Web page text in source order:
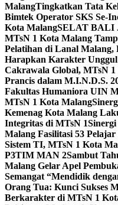
MalangTingkatkan Tata
Bimtek Operator SKS Se-
Kota MalangSELAT BALI
MTsN 1 Kota Malang
Pelatihan di Lanal Malang,
Harapkan Karakter
Cakrawala Global, MTsN
Prancis dalam M.I.N.D.S.
Fakultas Humaniora UIN
MTsN 1 Kota Malang
Kemenag Kota Malang
Integritas di MTsN 1Sinergi
Malang Fasilitasi 53
Sistem TI, MTsN 1 Kota
P3TIM MAN 2Sambut
Malang Gelar Apel
Semangat “Mendidik
Orang Tua: Kunci Sukses
Berkarakter di MTsN 1